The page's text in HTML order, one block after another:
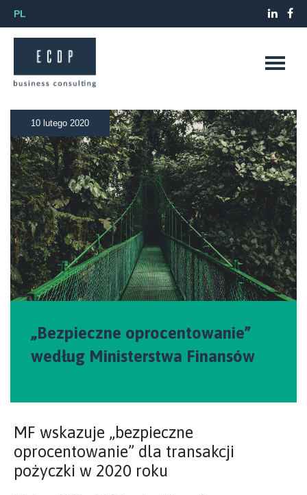
PL
10 lutego 2020
„Bezpieczne oprocentowanie”
według Ministerstwa Finansów
MF wskazuje „bezpieczne
oprocentowanie” dla transakcji
pożyczki w 2020 roku